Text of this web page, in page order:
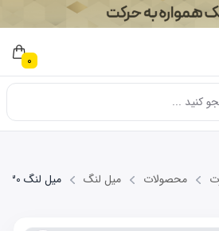
0
محصولات میل لنگ میل لنگ MVM 530